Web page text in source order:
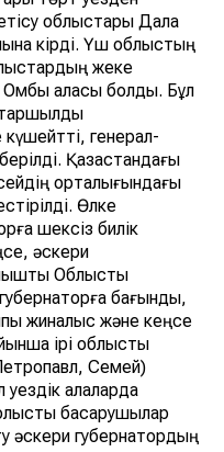
облыстары Дала
кірді. Үш облыстың
жеке
қаласы болды. Бұл
генерал-
Қазақстандағы
орталығындағы
Өлке
шексіз билік
әскери
Облыстық
бағынды,
жиналыс және кеңсе
ірі облыстық
Семей)
қалаларда
басқарушылар
әскери губернатордың